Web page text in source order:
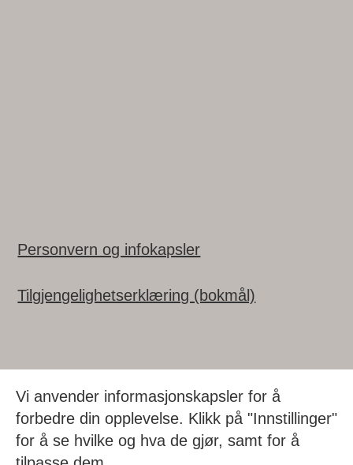
Personvern og infokapsler
Tilgjengelighetserklæring (bokmål)
Vi anvender informasjonskapsler for å
forbedre din opplevelse. Klikk på "Innstillinger"
for å se hvilke og hva de gjør, samt for å